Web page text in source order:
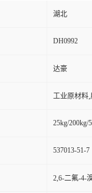
湖北
DH0992
达豪
工业原材料
25kg/200kg/
537013-51-7
2,6-二氟-4-